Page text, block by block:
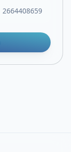
2664408659